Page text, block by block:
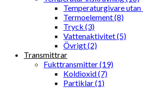
Temperaturgivare
Termoelement (8)
Tryck (3)
Vattenaktivitet (5)
Övrigt (2)
Transmittrar
Fukttransmitter (19)
Koldioxid (7)
Partiklar (1)